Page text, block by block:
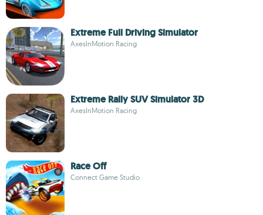
Extreme Full Driving Simulator
AxesInMotion Racing
Extreme Rally SUV Simulator 3D
AxesInMotion Racing
Race Off
Connect Game Studio